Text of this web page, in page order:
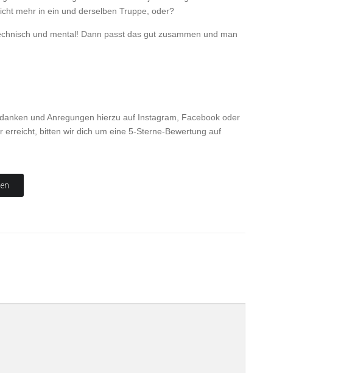
mehr in ein und derselben Truppe, oder?
und mental! Dann passt das gut zusammen und man
und Anregungen hierzu auf Instagram, Facebook oder
bitten wir dich um eine 5-Sterne-Bewertung auf